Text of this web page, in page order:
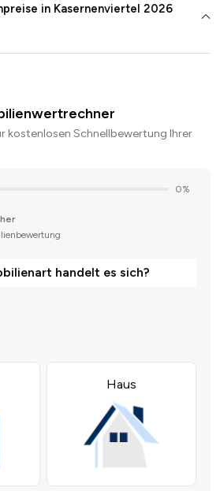
in Kasernenviertel 2026
kostenlosen Schnellbewertung Ihrer